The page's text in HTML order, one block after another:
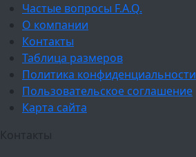
Частые вопросы F.A.Q.
О компании
Контакты
Таблица размеров
Политика конфиденциальности
Пользовательское соглашение
Карта сайта
Контакты